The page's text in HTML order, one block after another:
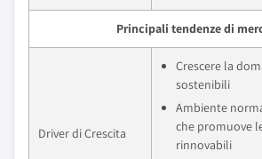
Principali tendenze di
Driver di Crescita
Crescere la
sostenibili
Ambiente
che promuove
rinnovabili